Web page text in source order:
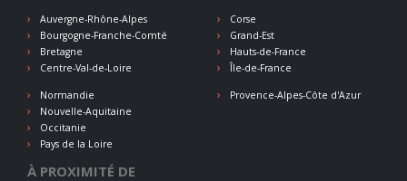
Auvergne-Rhône-Alpes
Bourgogne-Franche-Comté
Bretagne
Centre-Val-de-Loire
Corse
Grand-Est
Hauts-de-France
Île-de-France
Normandie
Nouvelle-Aquitaine
Occitanie
Pays de la Loire
Provence-Alpes-Côte d'Azur
À PROXIMITÉ DE